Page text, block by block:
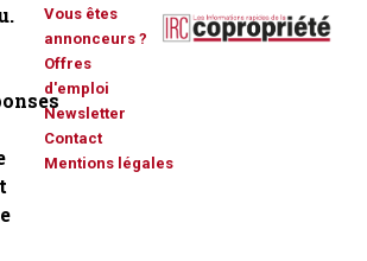
Vous êtes
annonceurs ?
Offres
d'emploi
Newsletter
Contact
Mentions légales